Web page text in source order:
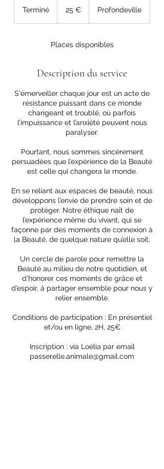
Terminé 25 € Profondeville
Places disponibles
Description du service
S'émerveiller chaque jour est un acte de
résistance puissant dans ce monde
changeant et troublé, où parfois
l’impuissance et l’anxiété peuvent nous
paralyser.
Pourtant, nous sommes sincèrement
persuadées que l’expérience de la Beauté
est celle qui changera le monde.
En se reliant aux espaces de beauté, nous
développons l’envie de prendre soin et de
protéger. Notre éthique naît de
l’expérience même du vivant, qui se
façonne par des moments de connexion à
la Beauté, de quelque nature qu’elle soit.
Un cercle de parole pour remettre la
Beauté au milieu de notre quotidien, et
d’honorer ces moments de grâce et
d’espoir, à partager ensemble pour nous y
relier ensemble.
Conditions de participation : En présentiel
et/ou en ligne, 2H, 25€
Inscription : via Loélia par email
passerelle.animale@gmail.com